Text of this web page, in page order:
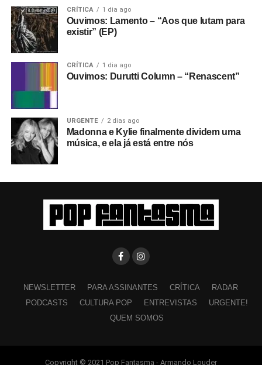
CRÍTICA 1 dia ago
Ouvimos: Lamento – “Aos que lutam para
existir” (EP)
CRÍTICA 1 dia ago
Ouvimos: Durutti Column – “Renascent”
URGENTE 2 dias ago
Madonna e Kylie finalmente dividem uma
música, e ela já está entre nós
NEWSLETTER PARA ASSINANTES CRÍTICA
RADAR
PODCASTS
CULTURA POP ENTREVISTAS
URGENTE!
QUEM SOMOS
Copyright © 2021 Pop Fantasma - Armando Louder